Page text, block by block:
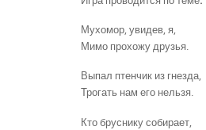
Мухомор, увидев, я,
Мимо прохожу друзья.
Выпал птенчик из гнезда,
Трогать нам его нельзя.
Кто бруснику собирает,